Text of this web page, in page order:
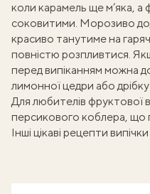
коли карамель ще м’яка,
соковитими. Морозиво
красиво танутиме на
повністю розпливтися.
перед випіканням можна
лимонної цедри або дрібку
Для любителів фруктової
персикового коблера, що
Інші цікаві рецепти випічки